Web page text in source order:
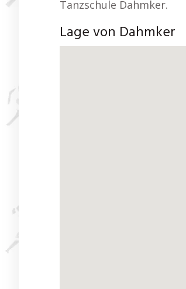
Tanzschule Dahmker.
Lage von Dahmker